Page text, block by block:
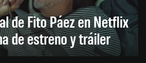
de Fito Páez en Netflix
de estreno y tráiler